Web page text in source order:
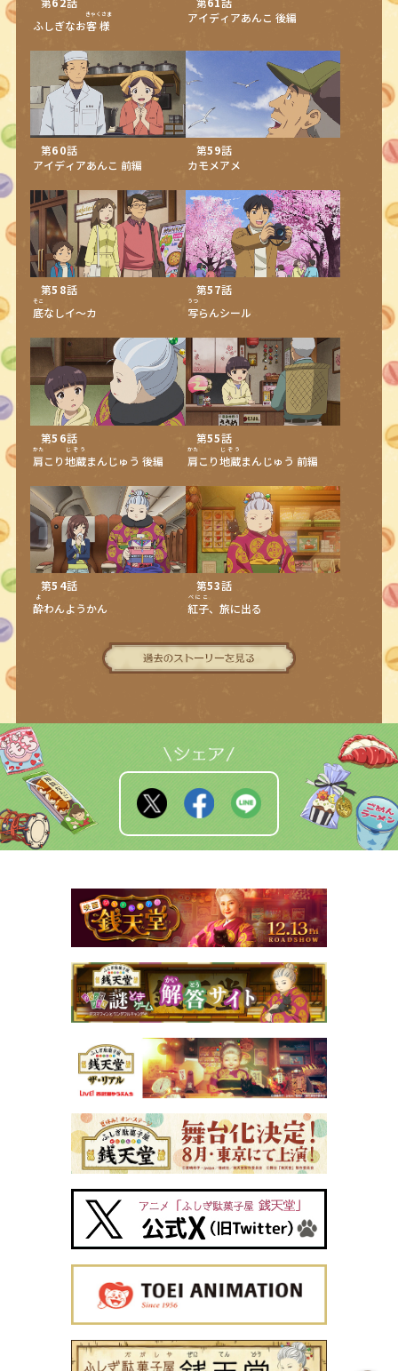
ふしぎなお客様
きゃくさま
アイディアあんこ 後編
第60話
アイディアあんこ 前編
第59話
カモメアメ
第58話
底
そこ
なしイ〜カ
第57話
写
うつ
らんシール
第56話
肩
かた
こり地蔵
じぞう
まんじゅう 後編
第55話
肩
かた
こり地蔵
じぞう
まんじゅう 前編
第54話
酔
よ
わんようかん
第53話
紅子
べにこ
、旅に出る